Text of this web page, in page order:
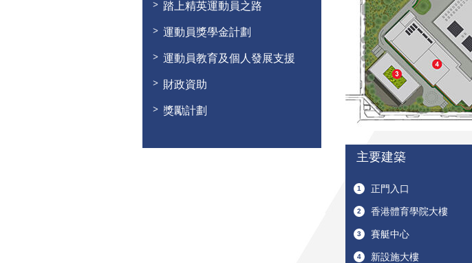
踏上精英運動員之路
運動員獎學金計劃
運動員教育及個人發展支援
財政資助
獎勵計劃
入
口
院
大
賽
艇
中
心
新
設
施
大
樓
主要建築
1 正門入口
2 香港體育學院大樓
3 賽艇中心
4 新設施大樓